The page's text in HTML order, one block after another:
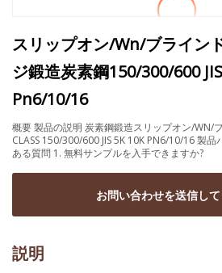
スリップオン/Wn/ブライン
ジ鍛造炭素鋼150/300/600
Pn6/10/16
概要 製品の説明 炭素鋼鍛造スリップオン/WN/
CLASS 150/300/600 JIS 5K 10K PN6/10/16 製品
ある質問 1. 無料サンプルを入手できますか?
お問い合わせを送信し
説明